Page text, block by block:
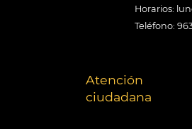
Horarios:
Teléfono:
Atención
ciudadana